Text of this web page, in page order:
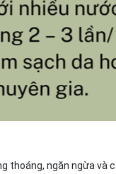
thoáng, ngăn ngừa